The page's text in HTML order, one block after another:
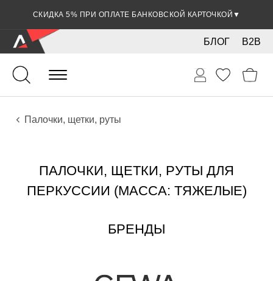
СКИДКА 5% ПРИ ОПЛАТЕ БАНКОВСКОЙ КАРТОЧКОЙ ▼
B2B
БЛОГ
Ударные
Перкуссия
Аксессуары
Палочки, щетки, руты
ПАЛОЧКИ, ЩЕТКИ, РУТЫ ДЛЯ
ПЕРКУССИИ (МАССА: ТЯЖЕЛЫЕ)
БРЕНДЫ